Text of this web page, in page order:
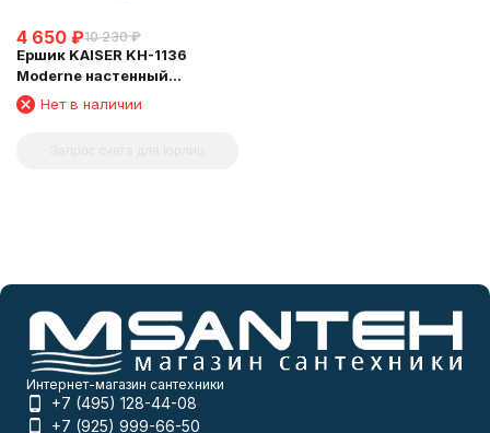
4 650 ₽10 230 ₽
Ершик KAISER KH-1136
Moderne настенный
(квадратный)
Нет в наличии
Интернет-магазин сантехники
+7 (495) 128-44-08
+7 (925) 999-66-50